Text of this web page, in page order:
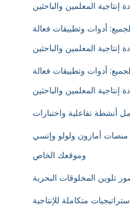
إنتاجية المعلمين والباحثين
أدوات وتطبيقات فعالة
إنتاجية المعلمين والباحثين
أدوات وتطبيقات فعالة
إنتاجية المعلمين والباحثين
أنشطة تفاعلية واختبارات
منصات أمازون ولولو وإتسي
وموقعك الخاص
تلوين المخلوقات البحرية
متكاملة للإنتاجية